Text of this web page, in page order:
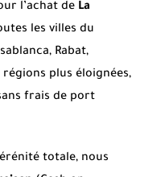
l’achat de La
les villes du
Rabat,
régions plus éloignées,
frais de port
totale, nous